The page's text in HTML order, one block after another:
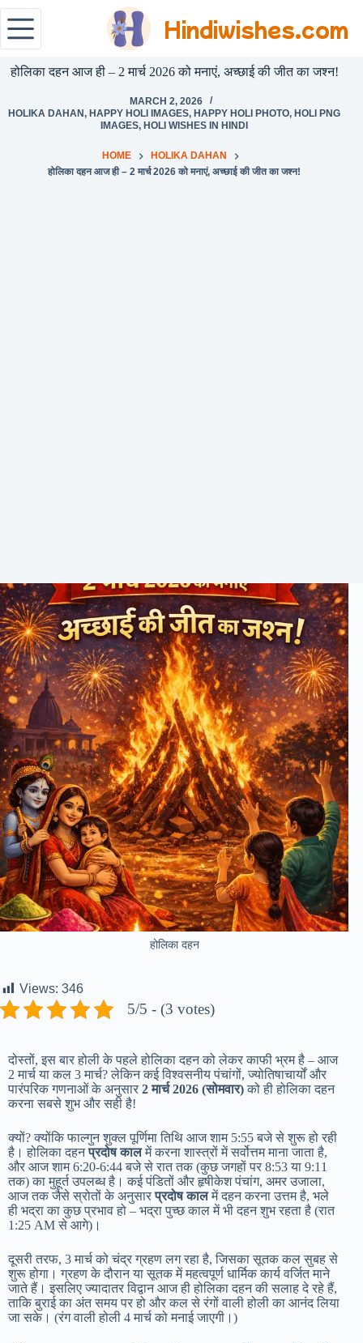
Hindiwishes.com
होलिका दहन आज ही – 2 मार्च 2026 को मनाएं, अच्छाई की जीत का जश्न!
MARCH 2, 2026
HOLIKA DAHAN, HAPPY HOLI IMAGES, HAPPY HOLI PHOTO, HOLI PNG
IMAGES, HOLI WISHES IN HINDI
HOME
HOLIKA DAHAN
होलिका दहन आज ही – 2 मार्च 2026 को मनाएं, अच्छाई की जीत का जश्न!
होलिका दहन
Views: 346
5/5 - (3 votes)
दोस्तों, इस बार होली के पहले होलिका दहन को लेकर काफी भ्रम है – आज
2 मार्च या कल 3 मार्च? लेकिन कई विश्वसनीय पंचांगों, ज्योतिषाचार्यों और
पारंपरिक गणनाओं के अनुसार 2 मार्च 2026 (सोमवार)को ही होलिका दहन
करना सबसे शुभ और सही है!
क्यों? क्योंकि फाल्गुन शुक्ल पूर्णिमा तिथि आज शाम 5:55 बजे से शुरू हो रही
है। होलिका दहनप्रदोष कालमें करना शास्त्रों में सर्वोत्तम माना जाता है,
और आज शाम 6:20-6:44 बजे से रात तक (कुछ जगहों पर 8:53 या 9:11
तक) का मुहूर्त उपलब्ध है। कई पंडितों और हृषीकेश पंचांग, अमर उजाला,
आज तक जैसे स्रोतों के अनुसारप्रदोष कालमें दहन करना उत्तम है, भले
ही भद्रा का कुछ प्रभाव हो – भद्रा पुच्छ काल में भी दहन शुभ रहता है (रात
1:25 AM से आगे)।
दूसरी तरफ, 3 मार्च को चंद्र ग्रहण लग रहा है, जिसका सूतक कल सुबह से
शुरू होगा। ग्रहण के दौरान या सूतक में महत्वपूर्ण धार्मिक कार्य वर्जित माने
जाते हैं। इसलिए ज्यादातर विद्वान आज ही होलिका दहन की सलाह दे रहे हैं,
ताकि बुराई का अंत समय पर हो और कल से रंगों वाली होली का आनंद लिया
जा सके। (रंग वाली होली 4 मार्च को मनाई जाएगी।)